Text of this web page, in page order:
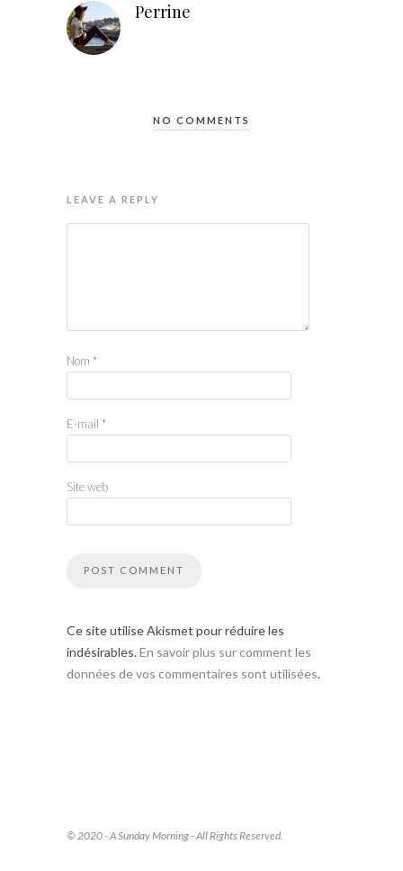
Perrine
NO COMMENTS
LEAVE A REPLY
Nom *
E-mail *
Site web
Ce site utilise Akismet pour réduire les
indésirables.En savoir plus sur comment les
données de vos commentaires sont utilisées.
© 2020 - A Sunday Morning - All Rights Reserved.